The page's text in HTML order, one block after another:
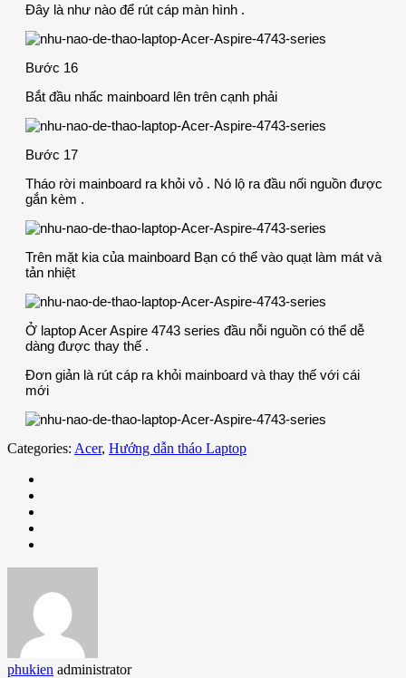
Đây là như nào để rút cáp màn hình .
Bước 16
Bắt đầu nhấc mainboard lên trên cạnh phải
Bước 17
Tháo rời mainboard ra khỏi vỏ . Nó lộ ra đầu nối nguồn được
gắn kèm .
Trên mặt kia của mainboard Bạn có thể vào quạt làm mát và
tản nhiệt
Ở laptop Acer Aspire 4743 series đầu nỗi nguồn có thể dễ
dàng được thay thế .
Đơn giản là rút cáp ra khỏi mainboard và thay thế với cái
mới
Categories: Acer, Hướng dẫn tháo Laptop
phukien administrator